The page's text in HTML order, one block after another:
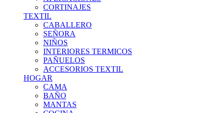
CORTINAJES
TEXTIL
CABALLERO
SEÑORA
NIÑOS
INTERIORES TERMICOS
PAÑUELOS
ACCESORIOS TEXTIL
HOGAR
CAMA
BAÑO
MANTAS